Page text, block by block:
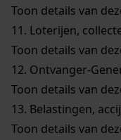
Toon details van
11. Loterijen,
Toon details van
12. Ontvanger-
Toon details van
13. Belastingen,
Toon details van